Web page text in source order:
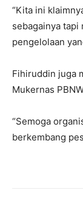
“Kita ini
sebagainya tapi
pengelolaan
Fihiruddin juga
Mukernas
“Semoga
berkembang